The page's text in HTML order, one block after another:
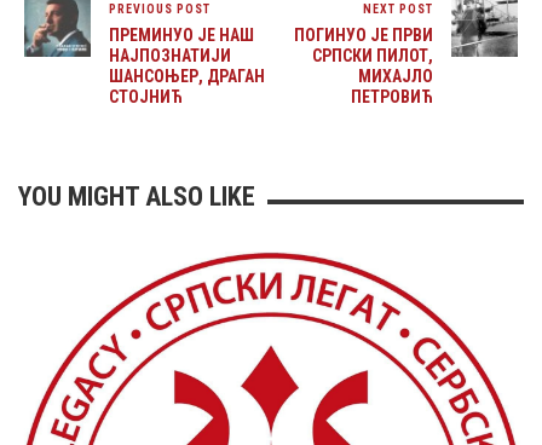
PREVIOUS POST
ПРЕМИНУО ЈЕ НАШ
НАЈПОЗНАТИЈИ
ШАНСОЊЕР, ДРАГАН
СТОЈНИЋ
NEXT POST
ПОГИНУО ЈЕ ПРВИ
СРПСКИ ПИЛОТ,
МИХАЈЛО
ПЕТРОВИЋ
YOU MIGHT ALSO LIKE